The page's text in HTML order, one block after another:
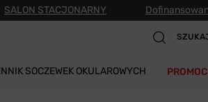
SALON STACJONARNY
SOCZEWEK OKULAROWYCH